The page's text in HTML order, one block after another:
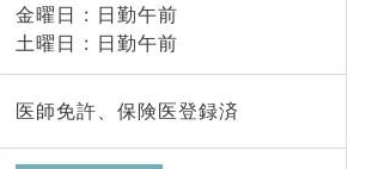
金曜日 : 日勤午前
土曜日 : 日勤午前
医師免許、保険医登録済